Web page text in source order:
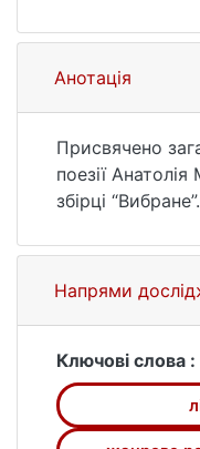
звернення:
Анотація
Присвячено
поезії
збірці
розглядаються
Наголошено на
новаторстві
синестезія у
майстерна
“любов”. У
Напрями
Ключові слова :